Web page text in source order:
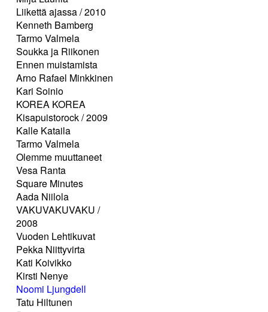
Liikettä ajassa / 2010
Kenneth Bamberg
Tarmo Valmela
Soukka ja Riikonen
Ennen muistamista
Arno Rafael Minkkinen
Kari Soinio
KOREA KOREA
Kisapuistorock / 2009
Kalle Kataila
Tarmo Valmela
Olemme muuttaneet
Vesa Ranta
Square Minutes
Aada Niilola
VAKUVAKUVAKU /
2008
Vuoden Lehtikuvat
Pekka Niittyvirta
Kati Koivikko
Kirsti Nenye
Noomi Ljungdell
Tatu Hiltunen